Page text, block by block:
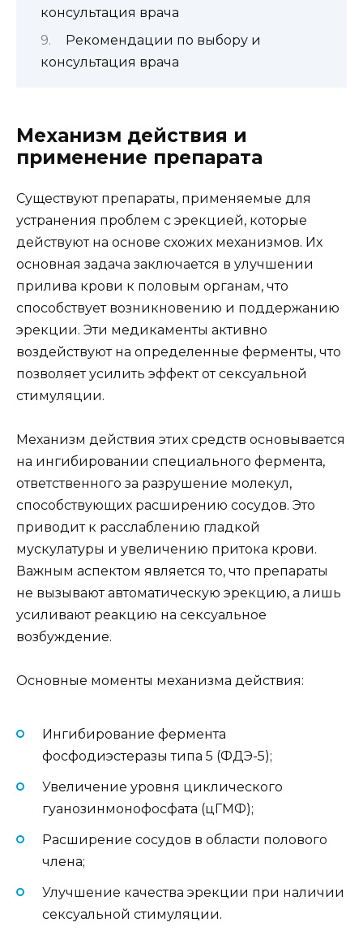
консультация врача
Рекомендации по выбору и
консультация врача
Механизм действия и
применение препарата
Существуют препараты, применяемые для
устранения проблем с эрекцией, которые
действуют на основе схожих механизмов. Их
основная задача заключается в улучшении
прилива крови к половым органам, что
способствует возникновению и поддержанию
эрекции. Эти медикаменты активно
воздействуют на определенные ферменты, что
позволяет усилить эффект от сексуальной
стимуляции.
Механизм действия этих средств основывается
на ингибировании специального фермента,
ответственного за разрушение молекул,
способствующих расширению сосудов. Это
приводит к расслаблению гладкой
мускулатуры и увеличению притока крови.
Важным аспектом является то, что препараты
не вызывают автоматическую эрекцию, а лишь
усиливают реакцию на сексуальное
возбуждение.
Основные моменты механизма действия:
Ингибирование фермента
фосфодиэстеразы типа 5 (ФДЭ-5);
Увеличение уровня циклического
гуанозинмонофосфата (цГМФ);
Расширение сосудов в области полового
члена;
Улучшение качества эрекции при наличии
сексуальной стимуляции.